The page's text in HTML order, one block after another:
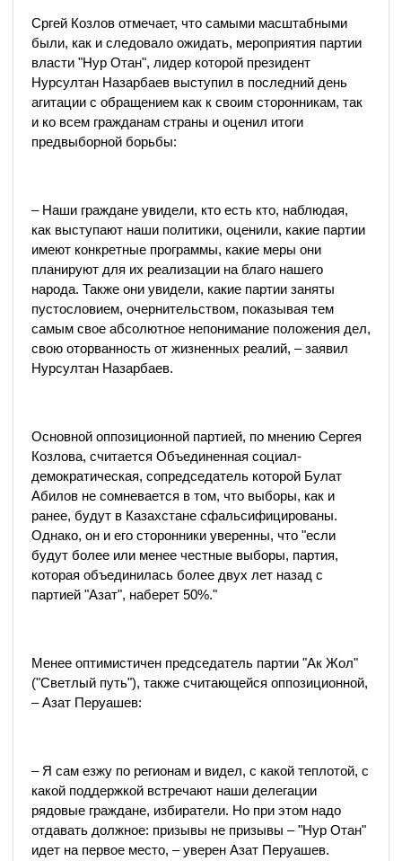
Сргей Козлов отмечает, что самыми масштабными
были, как и следовало ожидать, мероприятия партии
власти "Нур Отан", лидер которой президент
Нурсултан Назарбаев выступил в последний день
агитации с обращением как к своим сторонникам, так
и ко всем гражданам страны и оценил итоги
предвыборной борьбы:
– Наши граждане увидели, кто есть кто, наблюдая,
как выступают наши политики, оценили, какие партии
имеют конкретные программы, какие меры они
планируют для их реализации на благо нашего
народа. Также они увидели, какие партии заняты
пустословием, очернительством, показывая тем
самым свое абсолютное непонимание положения дел,
свою оторванность от жизненных реалий, – заявил
Нурсултан Назарбаев.
Основной оппозиционной партией, по мнению Сергея
Козлова, считается Объединенная социал-
демократическая, сопредседатель которой Булат
Абилов не сомневается в том, что выборы, как и
ранее, будут в Казахстане сфальсифицированы.
Однако, он и его сторонники уверенны, что "если
будут более или менее честные выборы, партия,
которая объединилась более двух лет назад с
партией "Азат", наберет 50%."
Менее оптимистичен председатель партии "Ак Жол"
("Светлый путь"), также считающейся оппозиционной,
– Азат Перуашев:
– Я сам езжу по регионам и видел, с какой теплотой, с
какой поддержкой встречают наши делегации
рядовые граждане, избиратели. Но при этом надо
отдавать должное: призывы не призывы – "Нур Отан"
идет на первое место, – уверен Азат Перуашев.